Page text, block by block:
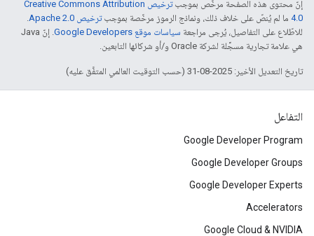
إنّ محتوى هذه الصفحة مرخّص بموجب
ترخيص Creative Commons Attribution
4.0‏ ما لم يُنصّ على خلاف ذلك، ونماذج الرموز مرخّصة بموجبترخيص Apache 2.0‏
.
للاطّلاع على التفاصيل، يُرجى مراجعة سياسات موقع Google Developers‏
. إنّ Java
هي علامة تجارية مسجَّلة لشركة Oracle و/أو شركائها التابعين.
تاريخ التعديل الأخير: 2025-08-31 (حسب التوقيت العالمي المتفَّق عليه)
التفاعل
Google Developer Program
Google Developer Groups
Google Developer Experts
Accelerators
Google Cloud & NVIDIA